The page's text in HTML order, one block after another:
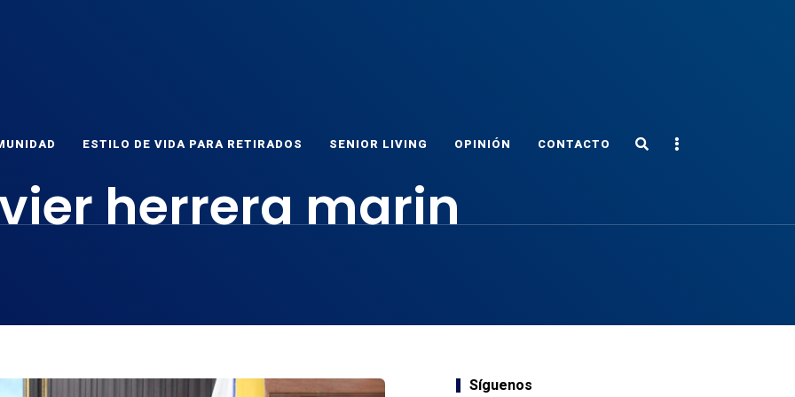
ESTILO DE VIDA PARA RETIRADOS SENIOR LIVING OPINIÓN CONTACTO SearchSidebar
herrera marin
Síguenos